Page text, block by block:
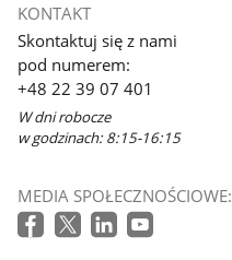
się
w
nowym
oknie
KONTAKT
Skontaktuj się z nami
pod numerem:
+48 22 39 07 401
W dni robocze
w godzinach: 8:15-16:15
MEDIA SPOŁECZNOŚCIOWE: